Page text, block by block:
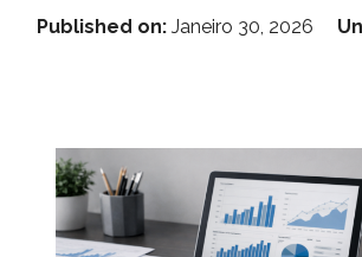
Published on: Janeiro 30, 2026